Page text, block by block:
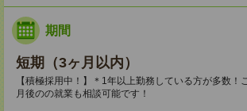
期間
短期（3ヶ月以内）
【積極採用中！】＊1年以上勤務している方が多数！
月後のの就業も相談可能です！